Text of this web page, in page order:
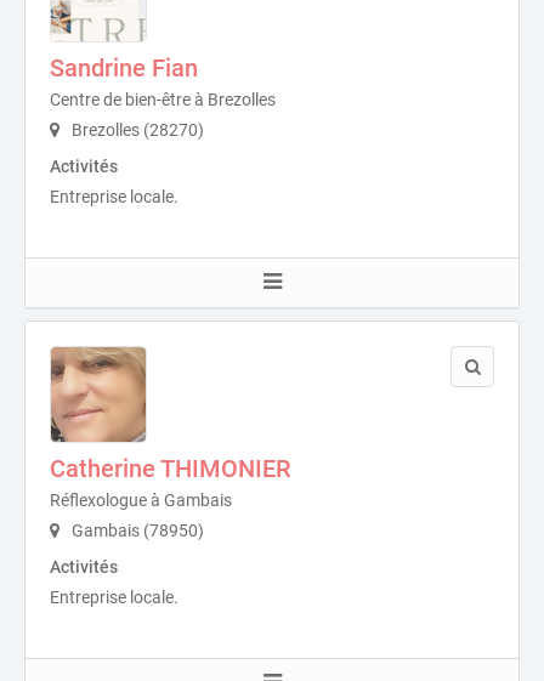
Sandrine Fian
Centre de bien-être à Brezolles
Brezolles (28270)
Activités
Entreprise locale.
Catherine THIMONIER
Réflexologue à Gambais
Gambais (78950)
Activités
Entreprise locale.